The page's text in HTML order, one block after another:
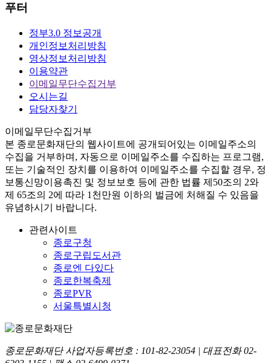
푸터
정부3.0 정보공개
개인정보처리방침
영상정보처리방침
이용약관
이메일무단수집거부
오시는길
담당자찾기
이메일무단수집거부
본 종로문화재단의 웹사이트에 공개되어있는 이메일주소의
수집을 거부하며, 자동으로 이메일주소를 수집하는 프로그램,
또는 기술적인 장치를 이용하여 이메일주소를 수집할 경우, 정
보통신망이용촉진 및 정보보호 등에 관한 법률 제50조의 2와
제 65조의 2에 따라 1천만원 이하의 벌금에 처해질 수 있음을
유념하시기 바랍니다.
관련사이트
종로구청
종로구립도서관
종로엔 다있다
종로한복축제
종로PVR
서울특별시청
종로문화재단 사업자등록번호 : 101-82-23054 | 대표전화02-